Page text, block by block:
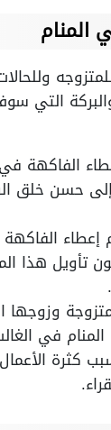
المنام
التي
الفاكهة
حسن خلق
إعطاء
تأويل هذا
وزوجها
في
كثرة الأعمال